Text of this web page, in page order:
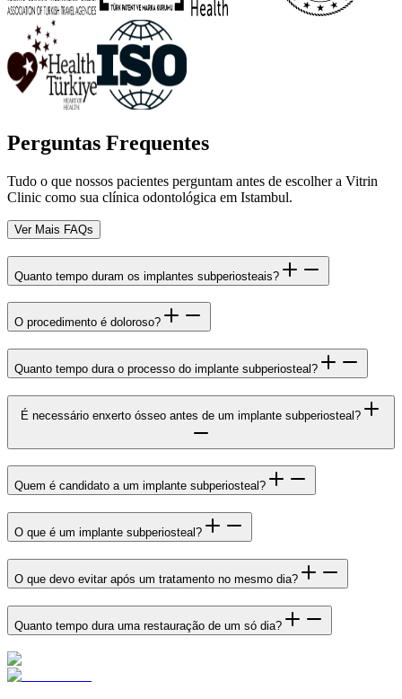
Perguntas Frequentes
Tudo o que nossos pacientes perguntam antes de escolher a Vitrin
Clinic como sua clínica odontológica em Istambul.
Ver Mais FAQs
Quanto tempo duram os implantes subperiosteais?
O procedimento é doloroso?
Quanto tempo dura o processo do implante subperiosteal?
É necessário enxerto ósseo antes de um implante subperiosteal?
Quem é candidato a um implante subperiosteal?
O que é um implante subperiosteal?
O que devo evitar após um tratamento no mesmo dia?
Quanto tempo dura uma restauração de um só dia?